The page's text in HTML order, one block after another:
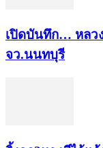
เปิดบันทึก… หลว
จว.นนทบุรี